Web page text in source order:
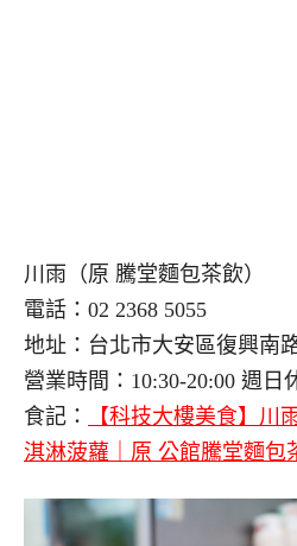
川雨（原 騰堂麵包茶飲）
電話：02 2368 5055
地址：台北市大安區復興南
營業時間：10:30-20:00 週日
食記：
【科技大樓美食】川
淇淋菠蘿｜原 公館騰堂麵包